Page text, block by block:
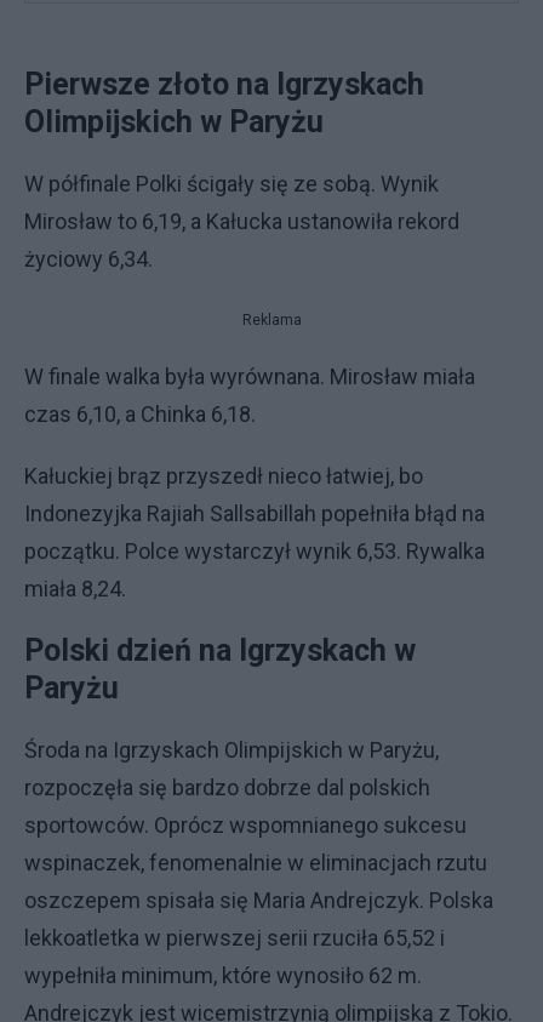
Pierwsze złoto na Igrzyskach
Olimpijskich w Paryżu
W półfinale Polki ścigały się ze sobą. Wynik
Mirosław to 6,19, a Kałucka ustanowiła rekord
życiowy 6,34.
Reklama
W finale walka była wyrównana. Mirosław miała
czas 6,10, a Chinka 6,18.
Kałuckiej brąz przyszedł nieco łatwiej, bo
Indonezyjka Rajiah Sallsabillah popełniła błąd na
początku. Polce wystarczył wynik 6,53. Rywalka
miała 8,24.
Polski dzień na Igrzyskach w
Paryżu
Środa na Igrzyskach Olimpijskich w Paryżu,
rozpoczęła się bardzo dobrze dal polskich
sportowców. Oprócz wspomnianego sukcesu
wspinaczek, fenomenalnie w eliminacjach rzutu
oszczepem spisała się Maria Andrejczyk. Polska
lekkoatletka w pierwszej serii rzuciła 65,52 i
wypełniła minimum, które wynosiło 62 m.
Andrejczyk jest wicemistrzynią olimpijską z Tokio.